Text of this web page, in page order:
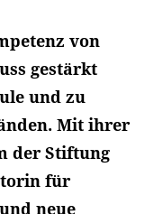
von
gestärkt
und zu
Mit ihrer
der Stiftung
für
neue